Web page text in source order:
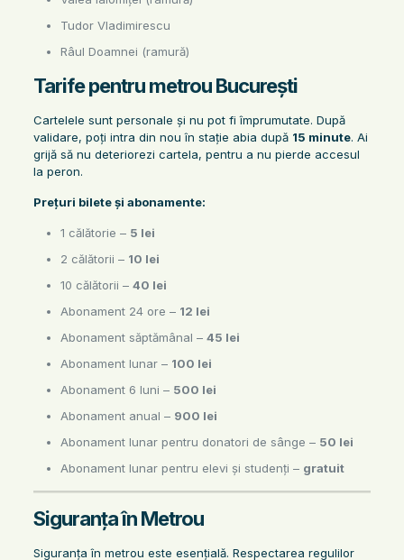
Tudor Vladimirescu
Râul Doamnei (ramură)
Tarife pentru metrou București
Cartelele sunt personale și nu pot fi împrumutate. După
validare, poți intra din nou în stație abia după 15 minute. Ai
grijă să nu deteriorezi cartela, pentru a nu pierde accesul
la peron.
Prețuri bilete și abonamente:
1 călătorie – 5 lei
2 călătorii – 10 lei
10 călătorii – 40 lei
Abonament 24 ore – 12 lei
Abonament săptămânal – 45 lei
Abonament lunar – 100 lei
Abonament 6 luni – 500 lei
Abonament anual – 900 lei
Abonament lunar pentru donatori de sânge – 50 lei
Abonament lunar pentru elevi și studenți – gratuit
Siguranța în Metrou
Siguranța în metrou este esențială. Respectarea regulilor